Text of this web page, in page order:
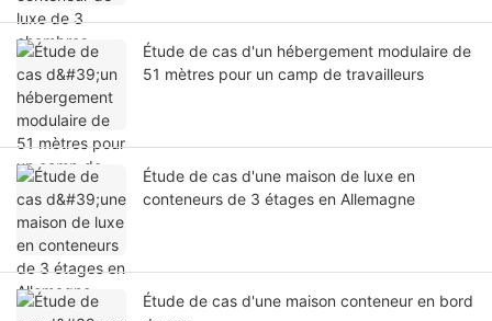
Étude de cas d'un hébergement modulaire de
51 mètres pour un camp de travailleurs
Étude de cas d'une maison de luxe en
conteneurs de 3 étages en Allemagne
Étude de cas d'une maison conteneur en bord